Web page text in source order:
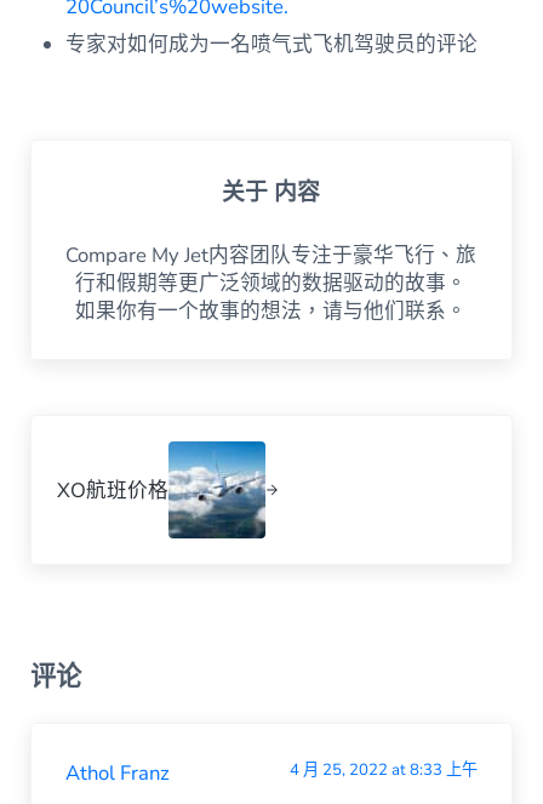
20Council’s%20website.
专家对如何成为一名喷气式飞机驾驶员的评论
关于 内容
Compare My Jet内容团队专注于豪华飞行、旅
行和假期等更广泛领域的数据驱动的故事。
如果你有一个故事的想法，请与他们联系。
XO航班价格
评论
Athol Franz 4 月 25, 2022 at 8:33 上午